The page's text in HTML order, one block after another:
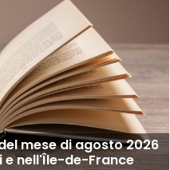
mese di agosto 2026
e nell'Île-de-France